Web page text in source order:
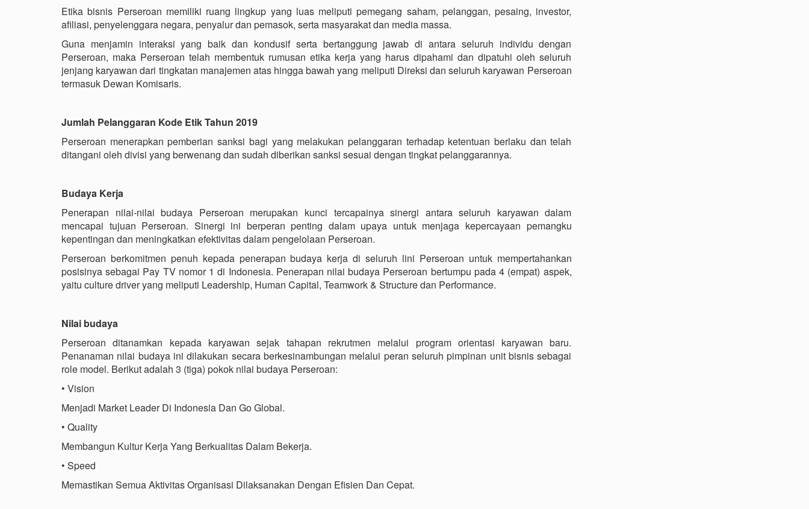
Etika bisnis Perseroan memiliki ruang lingkup yang luas meliputi pemegang saham, pelanggan, pesaing, investor,
afiliasi, penyelenggara negara, penyalur dan pemasok, serta masyarakat dan media massa.
Guna menjamin interaksi yang baik dan kondusif serta bertanggung jawab di antara seluruh individu dengan
Perseroan, maka Perseroan telah membentuk rumusan etika kerja yang harus dipahami dan dipatuhi oleh seluruh
jenjang karyawan dari tingkatan manajemen atas hingga bawah yang meliputi Direksi dan seluruh karyawan Perseroan
termasuk Dewan Komisaris.
Jumlah Pelanggaran Kode Etik Tahun 2019
Perseroan menerapkan pemberian sanksi bagi yang melakukan pelanggaran terhadap ketentuan berlaku dan telah
ditangani oleh divisi yang berwenang dan sudah diberikan sanksi sesuai dengan tingkat pelanggarannya.
Budaya Kerja
Penerapan nilai-nilai budaya Perseroan merupakan kunci tercapainya sinergi antara seluruh karyawan dalam
mencapai tujuan Perseroan. Sinergi ini berperan penting dalam upaya untuk menjaga kepercayaan pemangku
kepentingan dan meningkatkan efektivitas dalam pengelolaan Perseroan.
Perseroan berkomitmen penuh kepada penerapan budaya kerja di seluruh lini Perseroan untuk mempertahankan
posisinya sebagai Pay TV nomor 1 di Indonesia. Penerapan nilai budaya Perseroan bertumpu pada 4 (empat) aspek,
yaitu culture driver yang meliputi Leadership, Human Capital, Teamwork & Structure dan Performance.
Nilai budaya
Perseroan ditanamkan kepada karyawan sejak tahapan rekrutmen melalui program orientasi karyawan baru.
Penanaman nilai budaya ini dilakukan secara berkesinambungan melalui peran seluruh pimpinan unit bisnis sebagai
role model. Berikut adalah 3 (tiga) pokok nilai budaya Perseroan:
• Vision
Menjadi Market Leader Di Indonesia Dan Go Global.
• Quality
Membangun Kultur Kerja Yang Berkualitas Dalam Bekerja.
• Speed
Memastikan Semua Aktivitas Organisasi Dilaksanakan Dengan Efisien Dan Cepat.